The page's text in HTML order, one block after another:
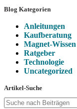
Blog Kategorien
Anleitungen
Kaufberatung
Magnet-Wissen
Ratgeber
Technologie
Uncategorized
Artikel-Suche